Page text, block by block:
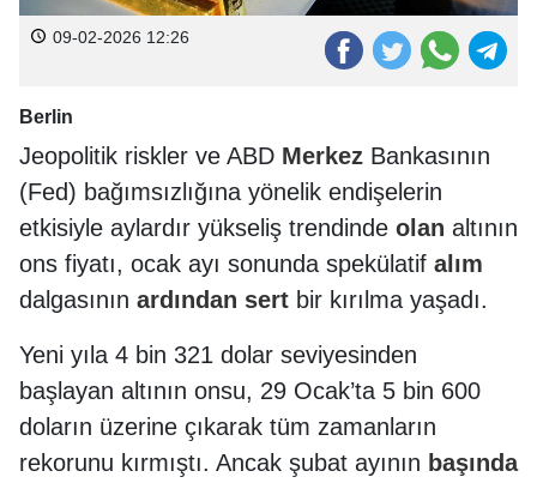
09-02-2026 12:26
Berlin
Jeopolitik riskler ve ABD Merkez Bankasının
(Fed) bağımsızlığına yönelik endişelerin
etkisiyle aylardır yükseliş trendinde olan altının
ons fiyatı, ocak ayı sonunda spekülatif alım
dalgasının ardından sert bir kırılma yaşadı.
Yeni yıla 4 bin 321 dolar seviyesinden
başlayan altının onsu, 29 Ocak’ta 5 bin 600
doların üzerine çıkarak tüm zamanların
rekorunu kırmıştı. Ancak şubat ayının başında